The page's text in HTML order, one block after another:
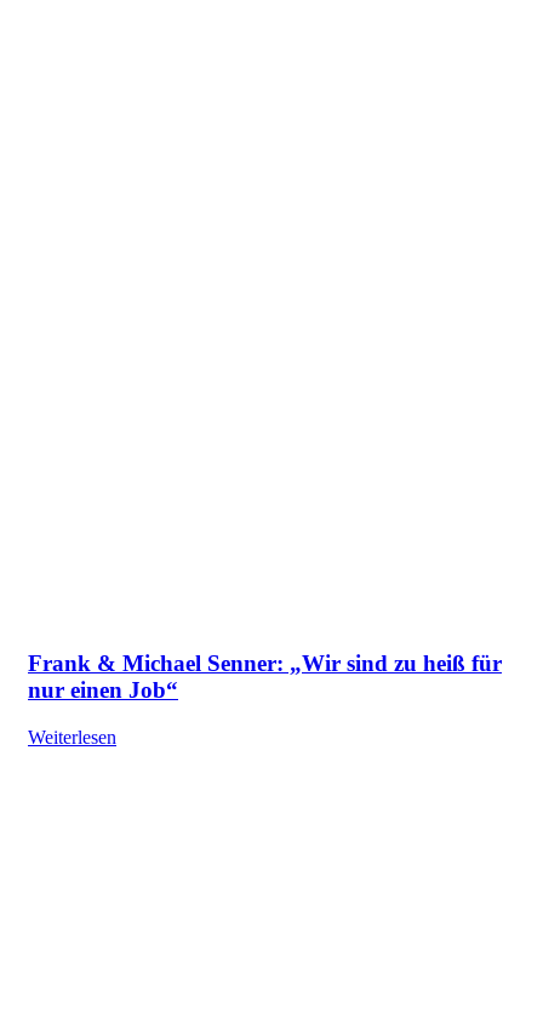
Frank & Michael Senner: „Wir sind zu heiß für
nur einen Job“
Weiterlesen